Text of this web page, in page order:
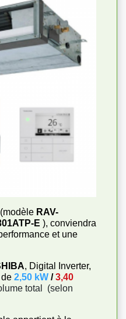
RAV-
E ), conviendra
et une
, Digital Inverter,
2,50 kW /3,40
total
(selon